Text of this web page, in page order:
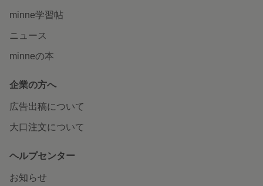
minne学習帖
ニュース
minneの本
企業の方へ
広告出稿について
大口注文について
ヘルプセンター
お知らせ